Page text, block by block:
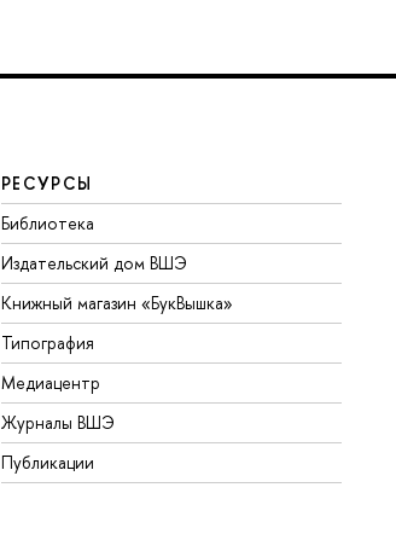
РЕСУРСЫ
Библиотека
Издательский дом ВШЭ
Книжный магазин «БукВышка»
Типография
Медиацентр
Журналы ВШЭ
Публикации